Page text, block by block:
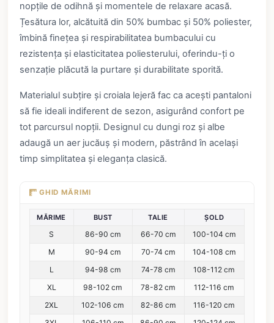
nopțile de odihnă și momentele de relaxare acasă.
Țesătura lor, alcătuită din 50% bumbac și 50% poliester,
îmbină finețea și respirabilitatea bumbacului cu
rezistența și elasticitatea poliesterului, oferindu-ți o
senzație plăcută la purtare și durabilitate sporită.
Materialul subțire și croiala lejeră fac ca acești pantaloni
să fie ideali indiferent de sezon, asigurând confort pe
tot parcursul nopții. Designul cu dungi roz și albe
adaugă un aer jucăuș și modern, păstrând în același
timp simplitatea și eleganța clasică.
GHID MĂRIMI
MĂRIME BUST TALIE ȘOLD
S 86-90 cm 66-70 cm
100-104 cm
M
90-94 cm 70-74 cm
104-108 cm
L
94-98 cm 74-78 cm
108-112 cm
XL
98-102 cm 78-82 cm
112-116 cm
2XL
102-106 cm 82-86 cm
116-120 cm